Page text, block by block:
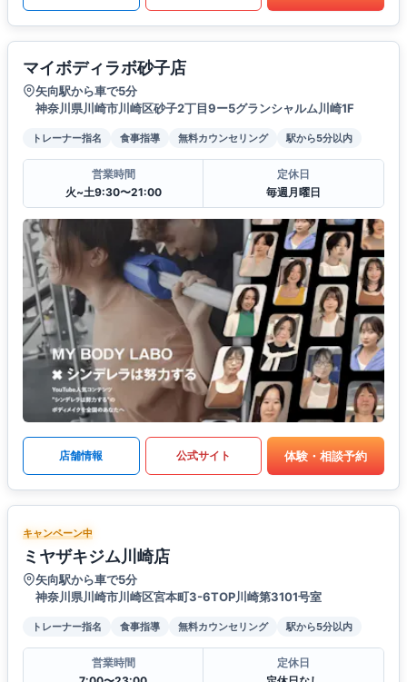
マイボディラボ砂子店
矢向駅から車で5分
神奈川県川崎市川崎区砂子2丁目9ー5グランシャルム川崎1F
トレーナー指名 食事指導 無料カウンセリング 駅から5分以内
営業時間
火~土9:30〜21:00
定休日
毎週月曜日
店舗情報 公式サイト 体験・相談予約
キャンペーン中
ミヤザキジム川崎店
矢向駅から車で5分
神奈川県川崎市川崎区宮本町3-6TOP川崎第3101号室
トレーナー指名 食事指導 無料カウンセリング 駅から5分以内
営業時間
定休日